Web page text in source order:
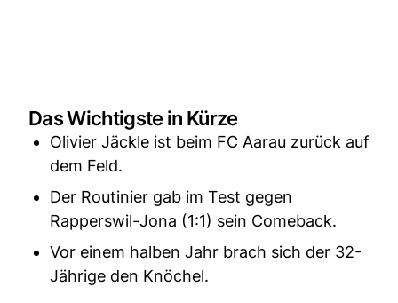
Das Wichtigste in Kürze
Olivier Jäckle ist beim FC Aarau zurück auf
dem Feld.
Der Routinier gab im Test gegen
Rapperswil-Jona (1:1) sein Comeback.
Vor einem halben Jahr brach sich der 32-
Jährige den Knöchel.